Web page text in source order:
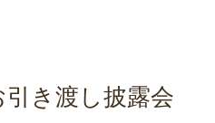
引き渡し披露会